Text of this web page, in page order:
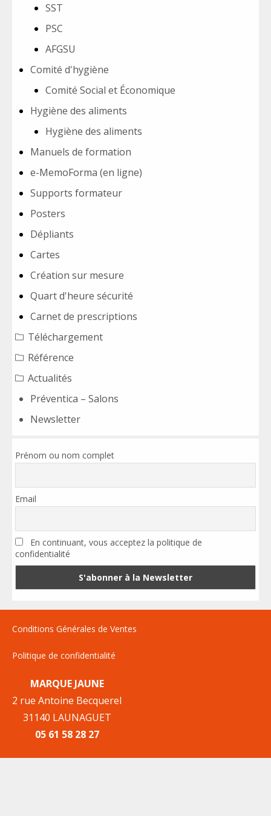
SST
PSC
AFGSU
Comité d'hygiène
Comité Social et Économique
Hygiène des aliments
Hygiène des aliments
Manuels de formation
e-MemoForma (en ligne)
Supports formateur
Posters
Dépliants
Cartes
Création sur mesure
Quart d'heure sécurité
Carnet de prescriptions
Téléchargement
Référence
Actualités
Préventica – Salons
Newsletter
Prénom ou nom complet
Email
En continuant, vous acceptez la politique de
confidentialité
Conditions Générales de Ventes
Politique de confidentialité
MARQUE JAUNE
2 rue Antoine Becquerel
31140 LAUNAGUET
05 61 58 28 27